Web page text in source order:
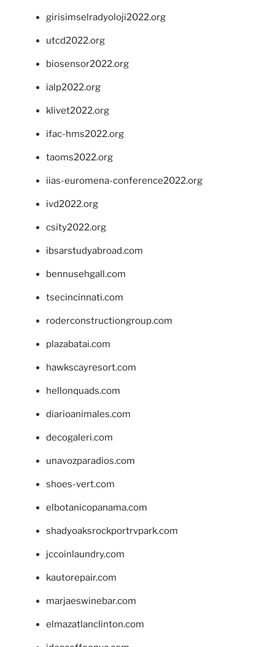
girisimselradyoloji2022.org
utcd2022.org
biosensor2022.org
ialp2022.org
klivet2022.org
ifac-hms2022.org
taoms2022.org
iias-euromena-conference2022.org
ivd2022.org
csity2022.org
ibsarstudyabroad.com
bennusehgall.com
tsecincinnati.com
roderconstructiongroup.com
plazabatai.com
hawkscayresort.com
hellonquads.com
diarioanimales.com
decogaleri.com
unavozparadios.com
shoes-vert.com
elbotanicopanama.com
shadyoaksrockportrvpark.com
jccoinlaundry.com
kautorepair.com
marjaeswinebar.com
elmazatlanclinton.com